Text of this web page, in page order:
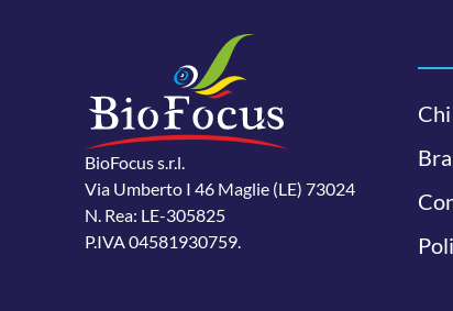
BioFocus s.r.l.
Via Umberto I 46 Maglie (LE) 73024
N. Rea: LE-305825
P.IVA 04581930759.